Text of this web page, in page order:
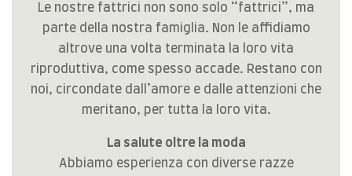
Le nostre fattrici non sono solo “fattrici”, ma
parte della nostra famiglia. Non le affidiamo
altrove una volta terminata la loro vita
riproduttiva, come spesso accade. Restano con
noi, circondate dall’amore e dalle attenzioni che
meritano, per tutta la loro vita.
La salute oltre la moda
Abbiamo esperienza con diverse razze